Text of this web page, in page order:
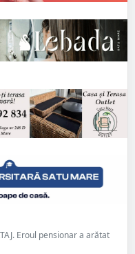
Eroul pensionar a arătat